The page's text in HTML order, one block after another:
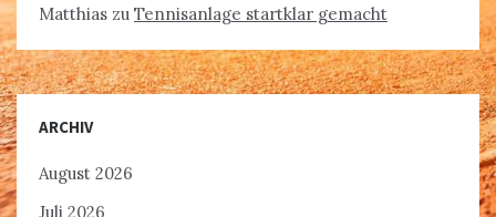
Matthias zu Tennisanlage startklar gemacht
ARCHIV
August 2026
Juli 2026